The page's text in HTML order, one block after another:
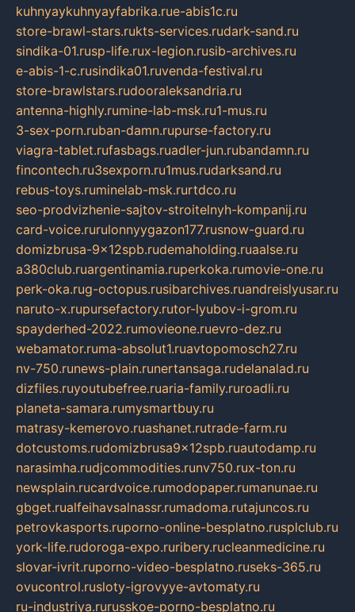
kuhnyaykuhnyayfabrika.rue-abis1c.ru
store-brawl-stars.rukts-services.rudark-sand.ru
sindika-01.rusp-life.rux-legion.rusib-archives.ru
e-abis-1-c.rusindika01.ruvenda-festival.ru
store-brawlstars.rudooraleksandria.ru
antenna-highly.rumine-lab-msk.ru1-mus.ru
3-sex-porn.ruban-damn.rupurse-factory.ru
viagra-tablet.rufasbags.ruadler-jun.rubandamn.ru
fincontech.ru3sexporn.ru1mus.rudarksand.ru
rebus-toys.ruminelab-msk.rurtdco.ru
seo-prodvizhenie-sajtov-stroitelnyh-kompanij.ru
card-voice.rurulonnyygazon177.rusnow-guard.ru
domizbrusa-9x12spb.rudemaholding.ruaalse.ru
a380club.ruargentinamia.ruperkoka.rumovie-one.ru
perk-oka.rug-octopus.rusibarchives.ruandreislyusar.ru
naruto-x.rupursefactory.rutor-lyubov-i-grom.ru
spayderhed-2022.rumovieone.ruevro-dez.ru
webamator.ruma-absolut1.ruavtopomosch27.ru
nv-750.runews-plain.runertansaga.rudelanalad.ru
dizfiles.ruyoutubefree.ruaria-family.ruroadli.ru
planeta-samara.rumysmartbuy.ru
matrasy-kemerovo.ruashanet.rutrade-farm.ru
dotcustoms.rudomizbrusa9x12spb.ruautodamp.ru
narasimha.rudjcommodities.runv750.rux-ton.ru
newsplain.rucardvoice.rumodopaper.rumanunae.ru
gbget.rualfeihavsalnassr.rumadoma.rutajuncos.ru
petrovkasports.ruporno-online-besplatno.rusplclub.ru
york-life.rudoroga-expo.ruribery.rucleanmedicine.ru
slovar-ivrit.ruporno-video-besplatno.ruseks-365.ru
ovucontrol.rusloty-igrovyye-avtomaty.ru
ru-industriya.rurusskoe-porno-besplatno.ru